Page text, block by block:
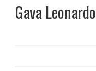
Gava Leonardo